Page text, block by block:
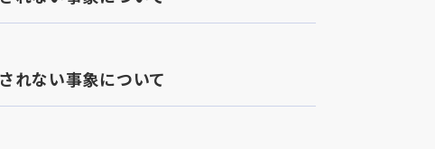
れない事象について